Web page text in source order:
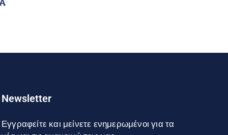
Newsletter
Εγγραφείτε και μείνετε ενημερωμένοι για τα